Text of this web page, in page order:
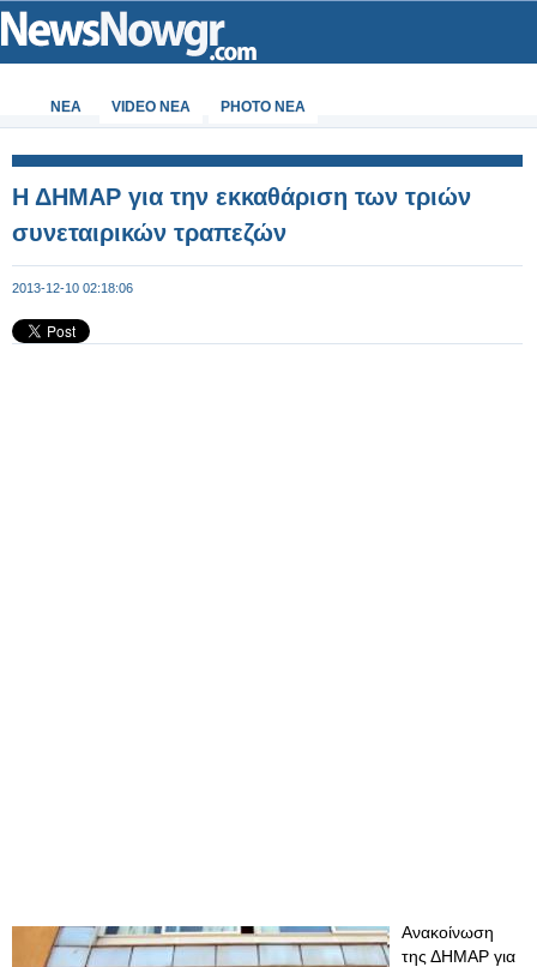
ΝΕΑ VIDEO NEA PHOTO NEA
Η ΔΗΜΑΡ για την εκκαθάριση των τριών
συνεταιρικών τραπεζών
2013-12-10 02:18:06
Ανακοίνωση
της ΔΗΜΑΡ για